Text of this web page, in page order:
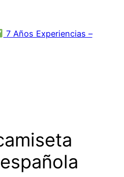
7 Años Experiencias –